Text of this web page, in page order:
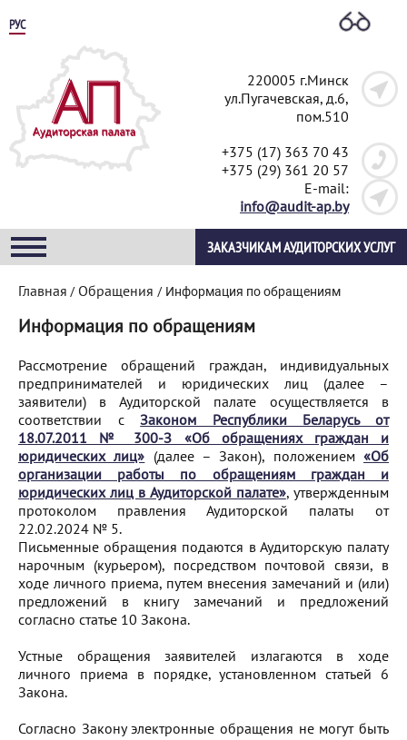
РУС
220005 г.Минск
ул.Пугачевская, д.6,
пом.510
+375 (17) 363 70 43
+375 (29) 361 20 57
E-mail:
info@audit-ap.by
ЗАКАЗЧИКАМ АУДИТОРСКИХ УСЛУГ
Главная / Обращения / Информация по обращениям
Информация по обращениям
Рассмотрение обращений граждан, индивидуальных
предпринимателей и юридических лиц (далее –
заявители) в Аудиторской палате осуществляется в
соответствии сЗаконом Республики Беларусь от
18.07.2011 № 300-З «Об обращениях граждан и
юридических лиц» (далее – Закон), положением«Об
организации работы по обращениям граждан и
юридических лиц в Аудиторской палате», утвержденным
протоколом правления Аудиторской палаты от
22.02.2024 № 5.
Письменные обращения подаются в Аудиторскую палату
нарочным (курьером), посредством почтовой связи, в
ходе личного приема, путем внесения замечаний и (или)
предложений в книгу замечаний и предложений
согласно статье 10 Закона.
Устные обращения заявителей излагаются в ходе
личного приема в порядке, установленном статьей 6
Закона.
Согласно Закону электронные обращения не могут быть